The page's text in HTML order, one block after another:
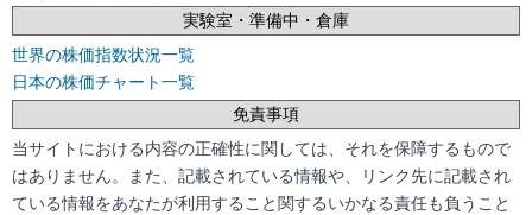
実験室・準備中・倉庫
世界の株価指数状況一覧
日本の株価チャート一覧
免責事項
当サイトにおける内容の正確性に関しては、それを保障するもので
はありません。また、記載されている情報や、リンク先に記載され
ている情報をあなたが利用すること関するいかなる責任も負うこと